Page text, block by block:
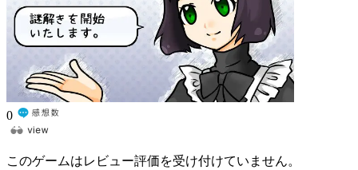
0
このゲームはレビュー評価を受け付けていません。